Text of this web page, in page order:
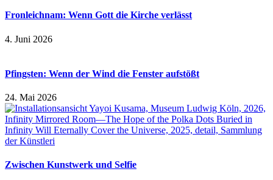
Fronleichnam: Wenn Gott die Kirche verlässt
4. Juni 2026
Pfingsten: Wenn der Wind die Fenster aufstößt
24. Mai 2026
Zwischen Kunstwerk und Selfie